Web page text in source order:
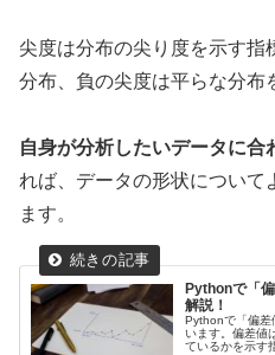
尖度は分布の尖り度を示す指
分布、負の尖度は平らな分布
自身が分析したいデータに合
れば、データの形状について
ます。
Pythonで「
解説！
Pythonで「偏差
います。偏差値
ているかを示す